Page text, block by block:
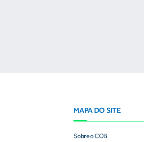
MAPA DO SITE
Sobre o COB